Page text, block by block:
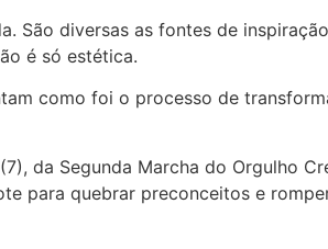
São diversas as fontes de
é só estética.
como foi o processo de
da Segunda Marcha do Orgulho
para quebrar preconceitos e